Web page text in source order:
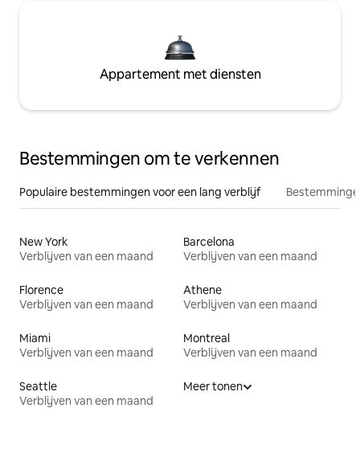
Appartement met diensten
Bestemmingen om te verkennen
Populaire bestemmingen voor een lang verblijf
New York
Verblijven van een maand
Barcelona
Verblijven van een maand
Florence
Verblijven van een maand
Athene
Verblijven van een maand
Miami
Verblijven van een maand
Montreal
Verblijven van een maand
Seattle
Verblijven van een maand
Meer tonen